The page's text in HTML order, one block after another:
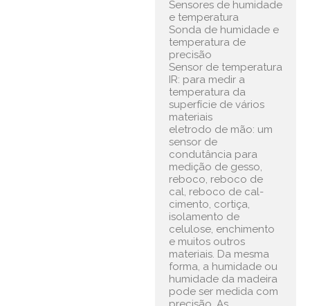
Sensores de humidade
e temperatura
Sonda de humidade e
temperatura de
precisão
Sensor de temperatura
IR: para medir a
temperatura da
superfície de vários
materiais
eletrodo de mão: um
sensor de
condutância para
medição de gesso,
reboco, reboco de
cal, reboco de cal-
cimento, cortiça,
isolamento de
celulose, enchimento
e muitos outros
materiais. Da mesma
forma, a humidade ou
humidade da madeira
pode ser medida com